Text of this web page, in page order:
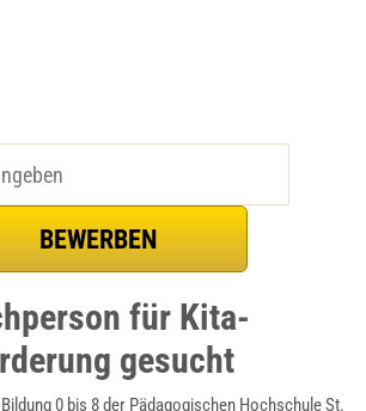
für Kita-
gesucht
0 bis 8 der Pädagogischen Hochschule St.